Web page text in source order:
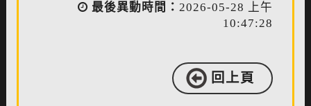
最後異動時間： 2026-05-28 上午
10:47:28
回上頁